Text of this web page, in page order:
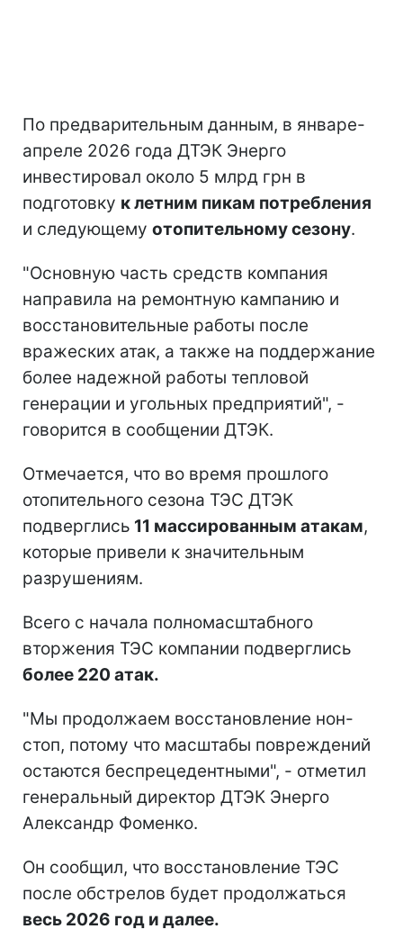
По предварительным данным, в январе-
апреле 2026 года ДТЭК Энерго
инвестировал около 5 млрд грн в
подготовку к летним пикам потребления
и следующему отопительному сезону.
"Основную часть средств компания
направила на ремонтную кампанию и
восстановительные работы после
вражеских атак, а также на поддержание
более надежной работы тепловой
генерации и угольных предприятий", -
говорится в сообщении ДТЭК.
Отмечается, что во время прошлого
отопительного сезона ТЭС ДТЭК
подверглись 11 массированным атакам,
которые привели к значительным
разрушениям.
Всего с начала полномасштабного
вторжения ТЭС компании подверглись
более 220 атак.
"Мы продолжаем восстановление нон-
стоп, потому что масштабы повреждений
остаются беспрецедентными", - отметил
генеральный директор ДТЭК Энерго
Александр Фоменко.
Он сообщил, что восстановление ТЭС
после обстрелов будет продолжаться
весь 2026 год и далее.